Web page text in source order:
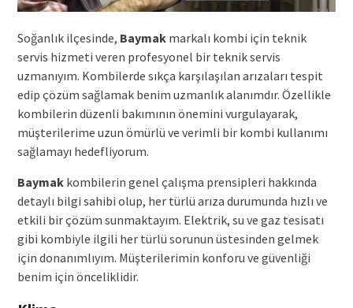
Soğanlık ilçesinde, Baymakmarkalı kombi için teknik
servis hizmeti veren profesyonel bir teknik servis
uzmanıyım. Kombilerde sıkça karşılaşılan arızaları tespit
edip çözüm sağlamak benim uzmanlık alanımdır. Özellikle
kombilerin düzenli bakımının önemini vurgulayarak,
müşterilerime uzun ömürlü ve verimli bir kombi kullanımı
sağlamayı hedefliyorum.
Baymakkombilerin genel çalışma prensipleri hakkında
detaylı bilgi sahibi olup, her türlü arıza durumunda hızlı ve
etkili bir çözüm sunmaktayım. Elektrik, su ve gaz tesisatı
gibi kombiyle ilgili her türlü sorunun üstesinden gelmek
için donanımlıyım. Müşterilerimin konforu ve güvenliği
benim için önceliklidir.